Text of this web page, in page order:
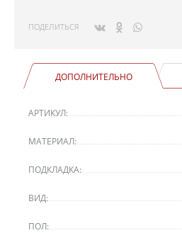
ПОДЕЛИТЬСЯ
ДОПОЛНИТЕЛЬНО
АРТИКУЛ:
МАТЕРИАЛ:
ПОДКЛАДКА:
ВИД:
ПОЛ: